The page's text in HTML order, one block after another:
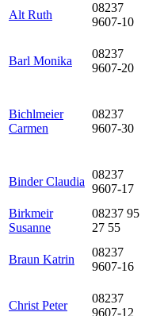
Alt Ruth
08237
9607-10
Barl Monika
08237
9607-20
Bichlmeier
Carmen
08237
9607-30
Binder Claudia
08237
9607-17
Birkmeir
Susanne
08237 95
27 55
Braun Katrin
08237
9607-16
Christ Peter
08237
9607-12